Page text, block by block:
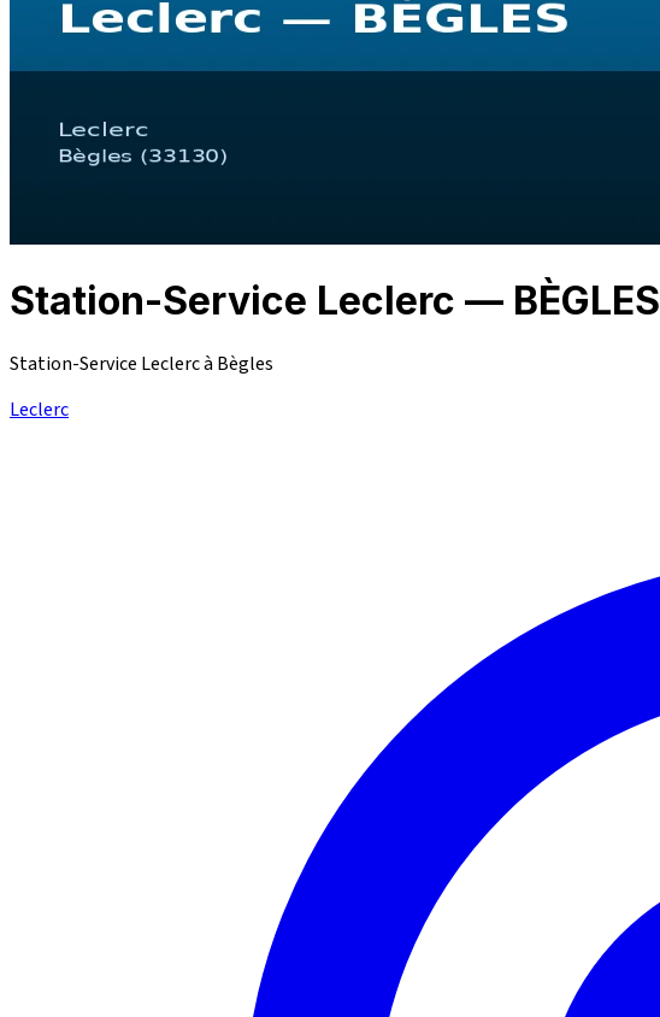
Station-Service Leclerc — BÈGLES
Station-Service Leclerc à Bègles
Leclerc